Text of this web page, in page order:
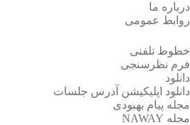
درباره ما
روابط عمومی
خطوط تلفنی
فرم نظرسنجی
دانلود
دانلود اپلیکیشن آدرس جلسات
مجله پیام بهبودی
مجله NAWAY